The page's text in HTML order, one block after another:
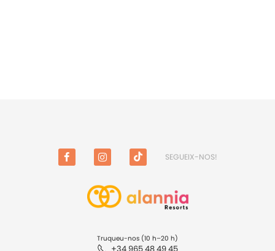
FACEBOOK INSTAGRAMTIKTOK SEGUEIX-NOS!
Truqueu-nos (10 h–20 h)